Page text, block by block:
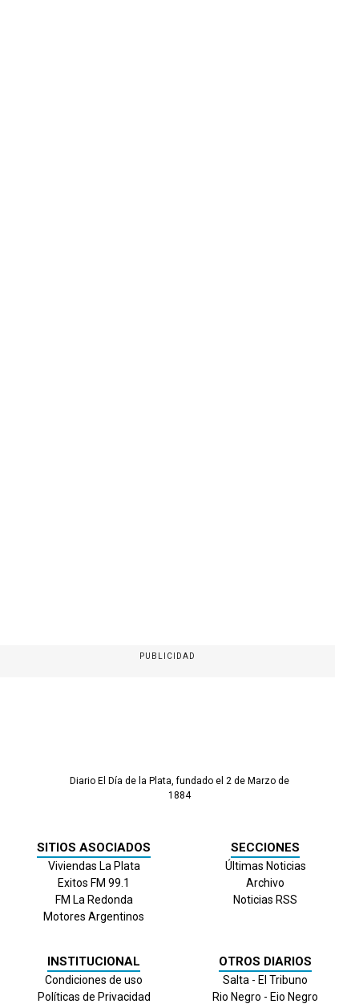
PUBLICIDAD
Diario El Día de la Plata, fundado el 2 de Marzo de
1884
SITIOS ASOCIADOS
Viviendas La Plata
Exitos FM 99.1
FM La Redonda
Motores Argentinos
SECCIONES
Últimas Noticias
Archivo
Noticias RSS
INSTITUCIONAL
Condiciones de uso
Políticas de Privacidad
OTROS DIARIOS
Salta - El Tribuno
Rio Negro - Eio Negro